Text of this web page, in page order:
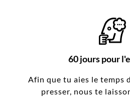
60 jours pour
Afin que tu aies le temps
presser, nous te